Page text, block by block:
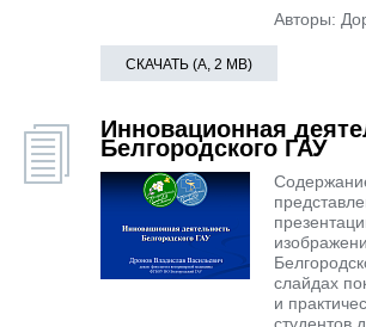
Авторы:
СКАЧАТЬ (А, 2 MB)
Инновационная
Белгородского ГАУ
слайдах
и